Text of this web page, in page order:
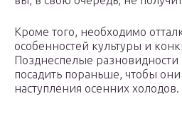
Кроме того, необходимо
особенностей культуры и
Позднеспелые разновидности
посадить пораньше, чтобы
наступления осенних холодов.